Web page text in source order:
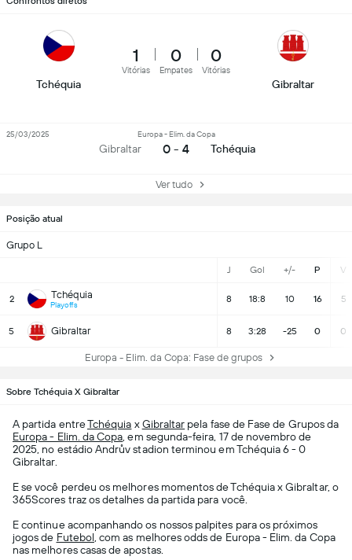
Posição atual
Grupo L
J Gol +/- P V
2 Tchéquia
Playoffs
8 18:8 10 16 5
5 Gibraltar 8 3:28 -25 0 0
Europa - Elim. da Copa: Fase de grupos
Tchéquia
1
Vitórias
0
Empates
0
Vitórias
Gibraltar
Gibraltar
Europa - Elim. da Copa
0 - 4 Tchéquia
25/03/2025
Ver tudo
Sobre Tchéquia X Gibraltar
A partida entreTchéquia xGibraltar pela fase de Fase de Grupos da
Europa - Elim. da Copa , em segunda-feira, 17 de novembro de
2025, no estádio Andrův stadion terminou em Tchéquia 6 - 0
Gibraltar.
E se você perdeu os melhores momentos de Tchéquia x Gibraltar, o
365Scores traz os detalhes da partida para você.
E continue acompanhando os nossos palpites para os próximos
jogos de Futebol , com as melhores odds de Europa - Elim. da Copa
nas melhores casas de apostas.